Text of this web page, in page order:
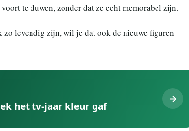
te duwen, zonder dat ze echt memorabel zijn.
zo levendig zijn, wil je dat ook de nieuwe figuren
het tv-jaar kleur gaf